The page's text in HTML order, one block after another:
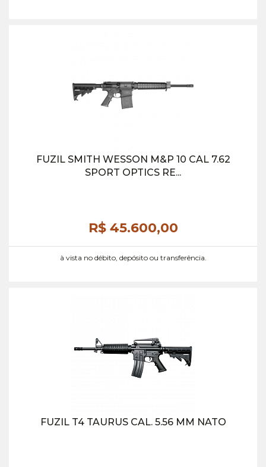
FUZIL SMITH WESSON M&P 10 CAL 7.62
SPORT OPTICS RE...
R$ 45.600,00
à vista no débito, depósito ou transferência.
FUZIL T4 TAURUS CAL. 5.56 MM NATO